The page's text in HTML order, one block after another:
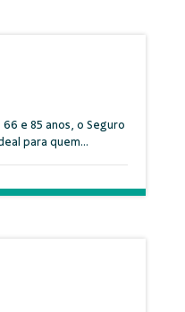
e 85 anos, o Seguro
para quem...